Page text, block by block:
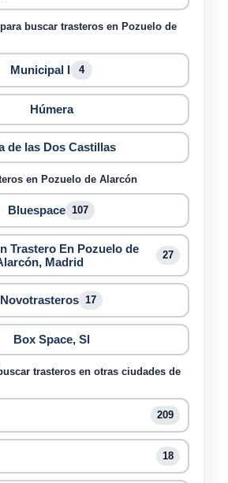
buscar trasteros en Pozuelo de
Municipal I 4
Húmera
de las Dos Castillas
en Pozuelo de Alarcón
Bluespace 107
Trastero En Pozuelo de
Madrid
27
Novotrasteros 17
Box Space, Sl
trasteros en otras ciudades de
209
18